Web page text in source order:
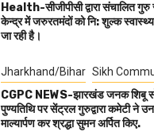
Health-सीजीपीसी द्वारा संचालित गुरु
केन्द्र में जरुरतमंदों को नि: शुल्क
जा रही है।
Jharkhand/Bihar Sikh
CGPC NEWS-झारखंड जनक शिबू
पुण्यतिथि पर सेंट्रल गुरुद्वारा कमेटी ने
माल्यार्पण कर श्रद्धा सुमन अर्पित किए.